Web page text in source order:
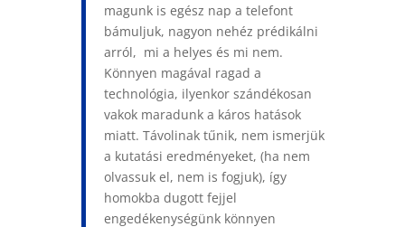
magunk is egész nap a telefont
bámuljuk, nagyon nehéz prédikálni
arról, mi a helyes és mi nem.
Könnyen magával ragad a
technológia, ilyenkor szándékosan
vakok maradunk a káros hatások
miatt. Távolinak tűnik, nem ismerjük
a kutatási eredményeket, (ha nem
olvassuk el, nem is fogjuk), így
homokba dugott fejjel
engedékenységünk könnyen